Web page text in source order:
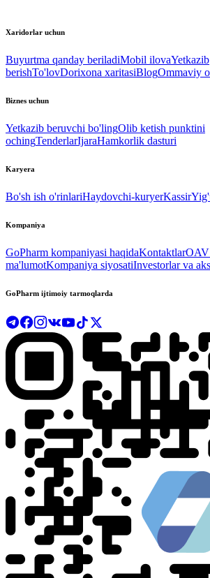
Xaridorlar uchun
Buyurtma qanday beriladiMobil ilovaYetkazib
berishTo'lovDorixona xaritasiBlogOmmaviy
Biznes uchun
Yetkazib beruvchi bo'lingOlib ketish punktini
ochingTenderlarIjaraHamkorlik dasturi
Karyera
Bo'sh ish o'rinlariHaydovchi-kuryerKassir
Kompaniya
GoPharm kompaniyasi haqidaKontaktlarOAV
ma'lumotKompaniya siyosatiInvestorlar va
GoPharm ijtimoiy tarmoqlarda